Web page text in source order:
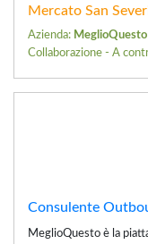
Mercato San
Azienda: MeglioQuesto
Collaborazione - A
Consulente
MeglioQuesto è la